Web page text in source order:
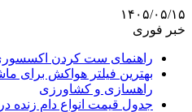
۱۴۰۵/۰۵/۱۵
خبر فوری
راهنمای ست کردن
بهترین فیلتر هواکش برای
راهسازی و کشاورزی
جدول قیمت انواع دام زنده